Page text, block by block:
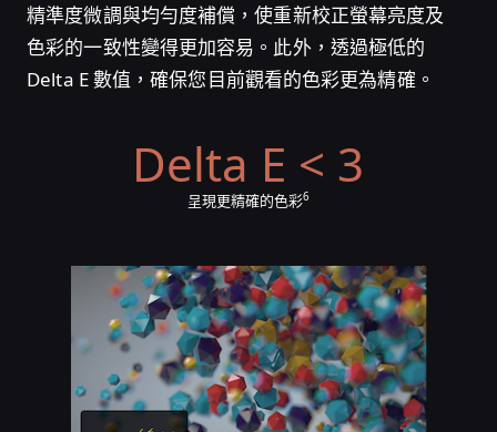
精準度微調與均勻度補償，使重新校正螢幕亮度及
色彩的一致性變得更加容易。此外，透過極低的
Delta E 數值，確保您目前觀看的色彩更為精確。
Delta E < 3
呈現更精確的色彩6